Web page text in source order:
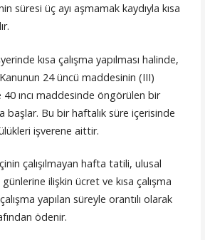
süresi üç ayı aşmamak kaydıyla kısa
kısa çalışma yapılması halinde,
24 üncü maddesinin (III)
ıncı maddesinde öngörülen bir
başlar. Bu bir haftalık süre içerisinde
işverene aittir.
çalışılmayan hafta tatili, ulusal
ilişkin ücret ve kısa çalışma
yapılan süreyle orantılı olarak
ödenir.